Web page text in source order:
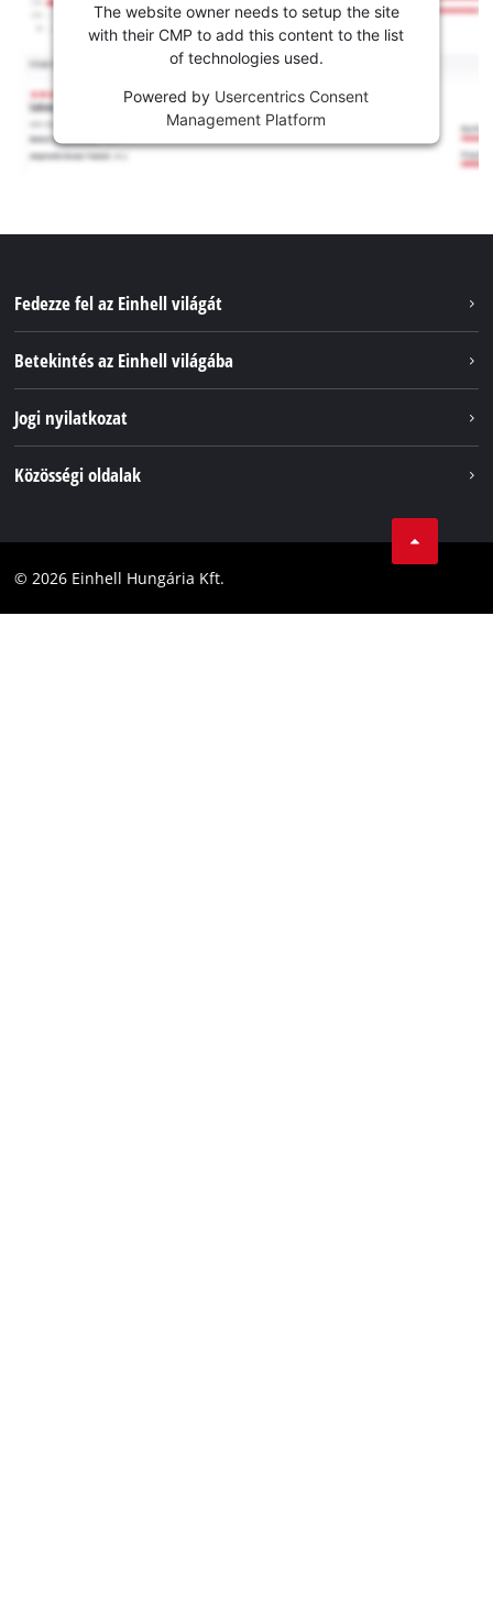
The website owner needs to setup the site
with their CMP to add this content to the list
of technologies used.
Powered by Usercentrics Consent
Management Platform
Fedezze fel az Einhell világát
Betekintés az Einhell világába
Az Einhell világszerte
Jogi nyilatkozat
Akadálymentesítési Nyilatkozat
Közösségi oldalak
Facebook
© 2026 Einhell Hungária Kft.